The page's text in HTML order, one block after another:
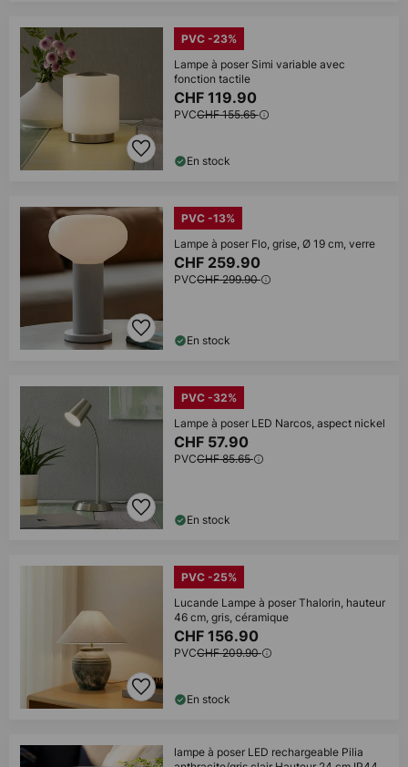
PVC -23%
Lampe à poser Simi variable avec
fonction tactile
CHF 119.90
PVCCHF 155.65
En stock
PVC -13%
Lampe à poser Flo, grise, Ø 19 cm, verre
CHF 259.90
PVCCHF 299.90
En stock
PVC -32%
Lampe à poser LED Narcos, aspect nickel
CHF 57.90
PVCCHF 85.65
En stock
PVC -25%
Lucande Lampe à poser Thalorin, hauteur
46 cm, gris, céramique
CHF 156.90
PVCCHF 209.90
En stock
lampe à poser LED rechargeable Pilia